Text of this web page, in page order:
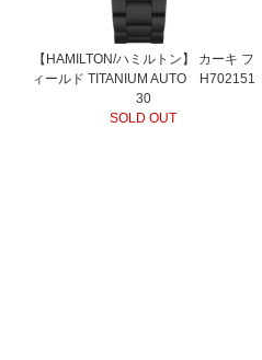
【HAMILTON/ハミルトン】 カーキ フ
ィールド TITANIUM AUTO H702151
30
SOLD OUT